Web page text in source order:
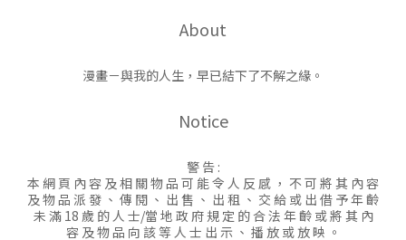
About
漫畫－與我的人生，早已結下了不解之緣。
Notice
警 告 :
本 網 頁 內 容 及 相 關 物 品 可 能 令 人 反 感 ， 不 可 將 其 內 容
及 物 品 派 發 、 傳 閱 、 出 售 、 出 租 、 交 給 或 出 借 予 年 齡
未 滿 18 歲 的 人 士/當 地 政 府 規 定 的 合 法 年 齡 或 將 其 內
容 及 物 品 向 該 等 人 士 出 示 、 播 放 或 放 映 。